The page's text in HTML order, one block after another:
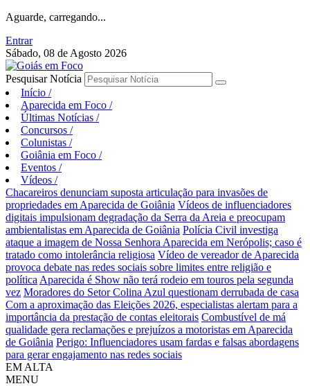
Aguarde, carregando...
Entrar
Sábado, 08 de Agosto 2026
Pesquisar Notícia
Início /
Aparecida em Foco /
Últimas Notícias /
Concursos /
Colunistas /
Goiânia em Foco /
Eventos /
Vídeos /
Chacareiros denunciam suposta articulação para invasões de
propriedades em Aparecida de Goiânia Vídeos de influenciadores
digitais impulsionam degradação da Serra da Areia e preocupam
ambientalistas em Aparecida de Goiânia Polícia Civil investiga
ataque a imagem de Nossa Senhora Aparecida em Nerópolis; caso é
tratado como intolerância religiosa Vídeo de vereador de Aparecida
provoca debate nas redes sociais sobre limites entre religião e
política Aparecida é Show não terá rodeio em touros pela segunda
vez Moradores do Setor Colina Azul questionam derrubada de casa
Com a aproximação das Eleições 2026, especialistas alertam para a
importância da prestação de contas eleitorais Combustível de má
qualidade gera reclamações e prejuízos a motoristas em Aparecida
de Goiânia Perigo: Influenciadores usam fardas e falsas abordagens
para gerar engajamento nas redes sociais
EM ALTA
MENU